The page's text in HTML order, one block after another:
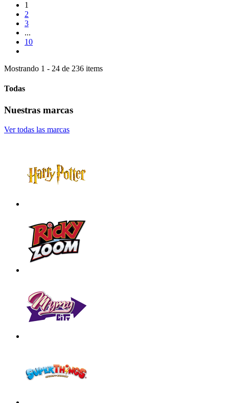
1
2
3
...
10
Mostrando 1 - 24 de 236 items
Todas
Nuestras marcas
Ver todas las marcas